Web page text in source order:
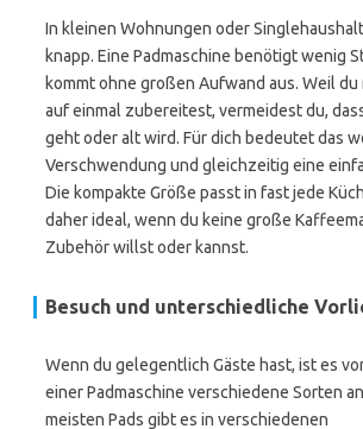
In kleinen Wohnungen oder
knapp. Eine Padmaschine benötigt wenig
kommt ohne großen Aufwand aus. Weil du
auf einmal zubereitest, vermeidest du,
geht oder alt wird. Für dich bedeutet das
Verschwendung und gleichzeitig eine
Die kompakte Größe passt in fast jede
daher ideal, wenn du keine große
Zubehör willst oder kannst.
Besuch und unterschiedliche
Wenn du gelegentlich Gäste hast, ist es
einer Padmaschine verschiedene Sorten
meisten Pads gibt es in verschiedenen